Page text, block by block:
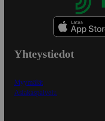
Yhteystiedot
Myymälät
Asiakaspalvelu